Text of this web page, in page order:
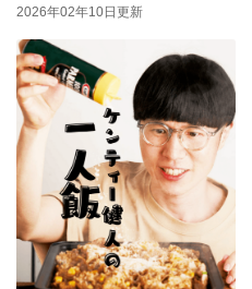
2026年02年10日更新